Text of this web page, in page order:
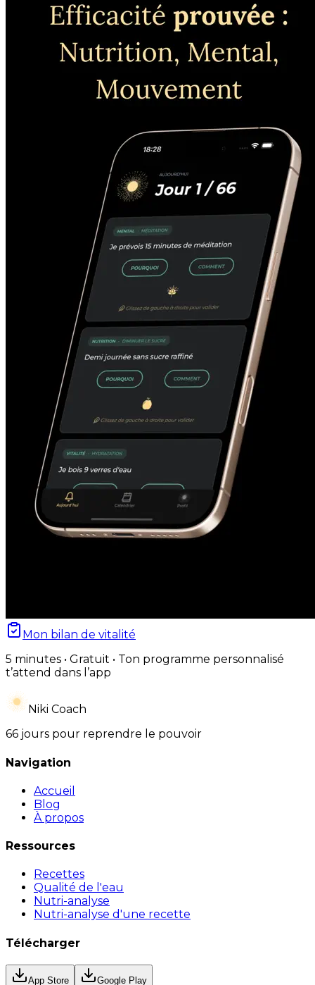
Mon bilan de vitalité
5 minutes • Gratuit • Ton programme personnalisé
t’attend dans l’app
Niki Coach
66 jours pour reprendre le pouvoir
Navigation
Accueil
Blog
À propos
Ressources
Recettes
Qualité de l'eau
Nutri-analyse
Nutri-analyse d'une recette
Télécharger
App Store Google Play